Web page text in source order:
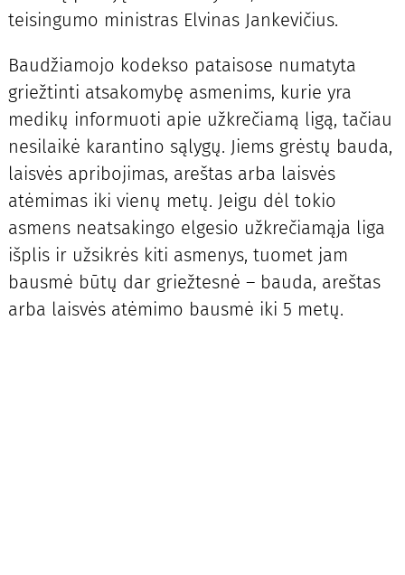
teisingumo ministras Elvinas Jankevičius.
Baudžiamojo kodekso pataisose numatyta
griežtinti atsakomybę asmenims, kurie yra
medikų informuoti apie užkrečiamą ligą, tačiau
nesilaikė karantino sąlygų. Jiems grėstų bauda,
laisvės apribojimas, areštas arba laisvės
atėmimas iki vienų metų. Jeigu dėl tokio
asmens neatsakingo elgesio užkrečiamąja liga
išplis ir užsikrės kiti asmenys, tuomet jam
bausmė būtų dar griežtesnė – bauda, areštas
arba laisvės atėmimo bausmė iki 5 metų.